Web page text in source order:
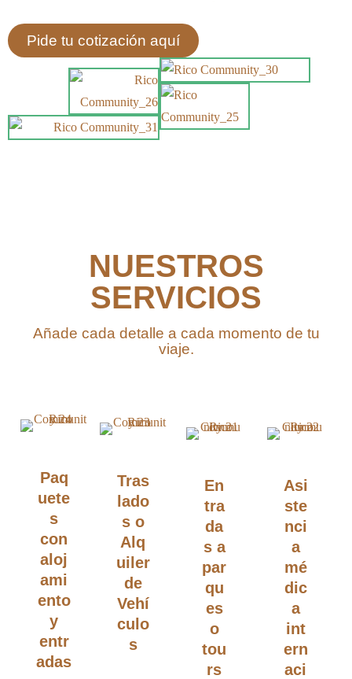
Pide tu cotización aquí
NUESTROS
SERVICIOS
Añade cada detalle a cada momento de tu
viaje.
Paq
uete
s
con
aloj
ami
ento
y
entr
adas
Tras
lado
s o
Alq
uiler
de
Vehí
culo
s
En
tra
da
s a
par
qu
es
o
tou
rs
Asi
ste
nci
a
mé
dic
a
int
ern
aci